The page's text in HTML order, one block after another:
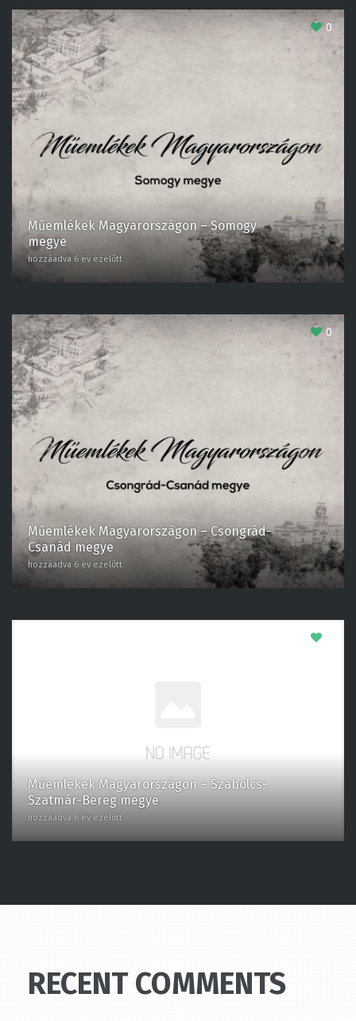
0
Műemlékek Magyarországon – Somogy
megye
hozzáadva 6 év ezelőtt
0
Műemlékek Magyarországon – Csongrád-
Csanád megye
hozzáadva 6 év ezelőtt
Műemlékek Magyarországon – Szabolcs-
Szatmár-Bereg megye
hozzáadva 6 év ezelőtt